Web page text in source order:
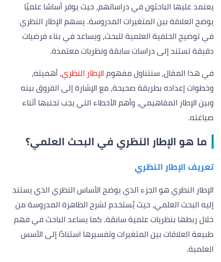
يعتمد عليها الباحثون في دراساتهم، حيث يوفر أساسًا علميًا
يوضح العلاقة بين المتغيرات المدروسة. يسهم الإطار النظري
في توضيح الخلفية العلمية للبحث، ويساعد في بناء فرضيات
دقيقة تستند إلى دراسات سابقة ونظريات معتمدة.
في هذا المقال، سنتناول مفهوم الإطار النظري، أهميته،
وخطوات إعداده بطريقة صحيحة، مع الإشارة إلى الفروق بينه
وبين الإطار المفاهيمي، وأهم الأخطاء التي يجب تجنبها أثناء
صياغته.
ما هو الإطار النظري في البحث العلمي؟
تعريف الإطار النظري
الإطار النظري هو الجزء الذي يوضح الأساس النظري الذي يستند
إليه البحث العلمي، حيث يُستخدم لشرح الظاهرة المدروسة من
خلال ربطها بنظريات علمية سابقة. كما يساعد الباحث في فهم
طبيعة العلاقات بين المتغيرات وتفسيرها استنادًا إلى الأسس
العلمية.